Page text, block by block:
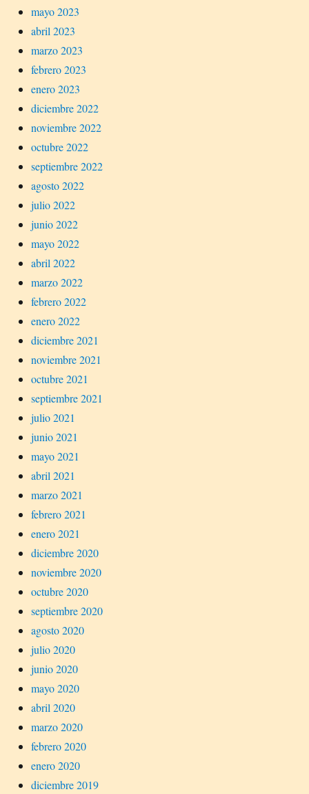
mayo 2023
abril 2023
marzo 2023
febrero 2023
enero 2023
diciembre 2022
noviembre 2022
octubre 2022
septiembre 2022
agosto 2022
julio 2022
junio 2022
mayo 2022
abril 2022
marzo 2022
febrero 2022
enero 2022
diciembre 2021
noviembre 2021
octubre 2021
septiembre 2021
julio 2021
junio 2021
mayo 2021
abril 2021
marzo 2021
febrero 2021
enero 2021
diciembre 2020
noviembre 2020
octubre 2020
septiembre 2020
agosto 2020
julio 2020
junio 2020
mayo 2020
abril 2020
marzo 2020
febrero 2020
enero 2020
diciembre 2019